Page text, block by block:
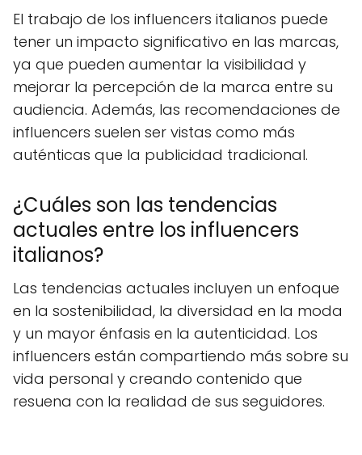
El trabajo de los influencers italianos puede
tener un impacto significativo en las marcas,
ya que pueden aumentar la visibilidad y
mejorar la percepción de la marca entre su
audiencia. Además, las recomendaciones de
influencers suelen ser vistas como más
auténticas que la publicidad tradicional.
¿Cuáles son las tendencias
actuales entre los influencers
italianos?
Las tendencias actuales incluyen un enfoque
en la sostenibilidad, la diversidad en la moda
y un mayor énfasis en la autenticidad. Los
influencers están compartiendo más sobre su
vida personal y creando contenido que
resuena con la realidad de sus seguidores.